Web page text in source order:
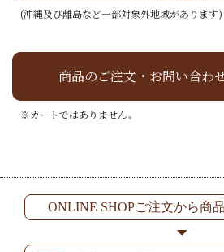
(沖縄及び離島など一部対象外地域があります)
商品のご注文・お問い合わ
※カートではありません。
ONLINE SHOPご注文から商